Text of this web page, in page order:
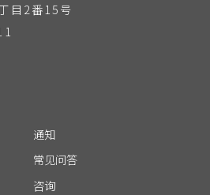
目2番15号
通知
常见问答
咨询